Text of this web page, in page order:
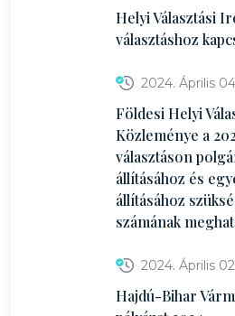
Helyi Választási
választáshoz
2024. Április
Földesi Helyi
Közleménye a
választáson
állításához és
állításához
számának
2024. Április
Hajdú-Bihar